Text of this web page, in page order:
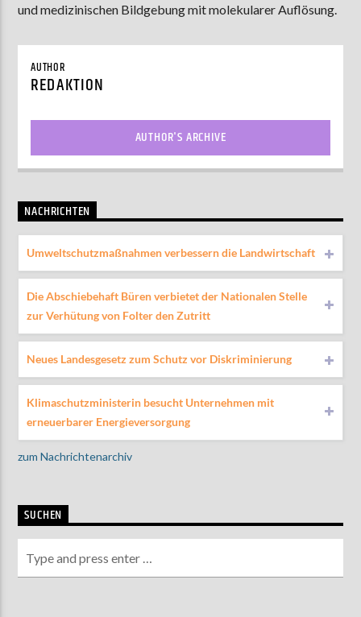
und medizinischen Bildgebung mit molekularer Auflösung.
AUTHOR
REDAKTION
AUTHOR'S ARCHIVE
NACHRICHTEN
Umweltschutzmaßnahmen verbessern die Landwirtschaft
Die Abschiebehaft Büren verbietet der Nationalen Stelle
zur Verhütung von Folter den Zutritt
Neues Landesgesetz zum Schutz vor Diskriminierung
Klimaschutzministerin besucht Unternehmen mit
erneuerbarer Energieversorgung
zum Nachrichtenarchiv
SUCHEN